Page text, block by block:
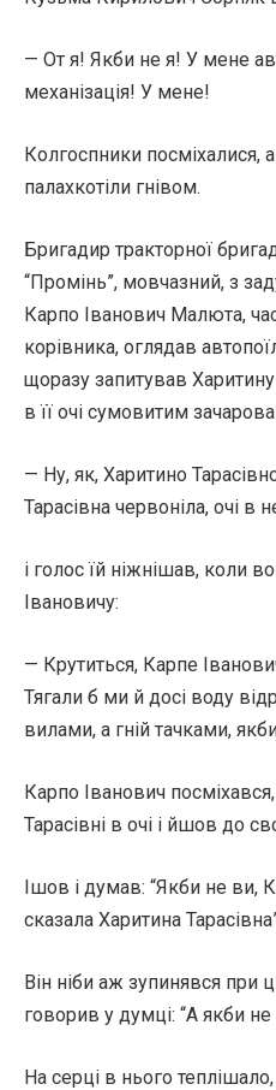
— От я! Якби не я! У мене
механізація! У мене!
Колгоспники посміхалися,
палахкотіли гнівом.
Бригадир тракторної
“Промінь”, мовчазний, з
Карпо Іванович Малюта,
корівника, оглядав
щоразу запитував
в її очі сумовитим
— Ну, як, Харитино
Тарасівна червоніла, очі в
і голос їй ніжнішав, коли
Івановичу:
— Крутиться, Карпе
Тягали б ми й досі воду
вилами, а гній тачками,
Карпо Іванович
Тарасівні в очі і йшов до
Ішов і думав: “Якби не ви,
сказала Харитина
Він ніби аж зупинявся при
говорив у думці: “А якби не
На серці в нього